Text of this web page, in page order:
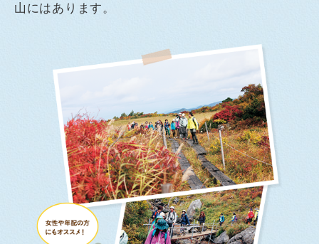
山にはあります。